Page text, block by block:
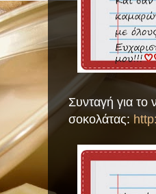
Συνταγή για το
σοκολάτας: